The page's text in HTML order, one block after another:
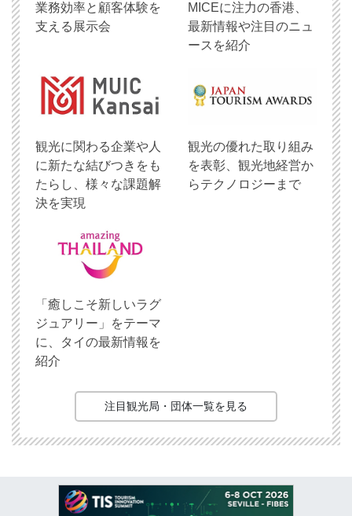
業務効率と顧客体験を
支える展示会
MICEに注力の香港、
最新情報や注目のニュ
ースを紹介
観光に関わる企業や人
に新たな結びつきをも
たらし、様々な課題解
決を実現
観光の優れた取り組み
を表彰、観光地経営か
らテクノロジーまで
「癒しこそ新しいラグ
ジュアリー」をテーマ
に、タイの最新情報を
紹介
注目観光局・団体一覧を見る